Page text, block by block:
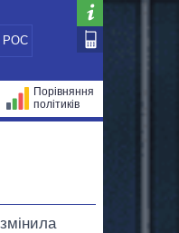
РОС
Порівняння
політиків